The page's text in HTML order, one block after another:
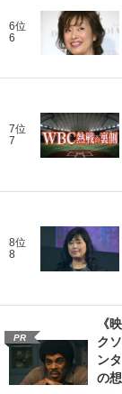
6位
6
7位
7
8位
8
PR
《
ク
ン
の